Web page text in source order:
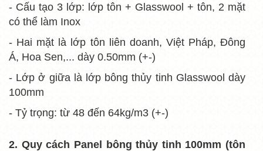
- Cấu tạo 3 lớp: lớp tôn + Glasswool + tôn, 2 mặt
có thể làm Inox
- Hai mặt là lớp tôn liên doanh, Việt Pháp, Đông
Á, Hoa Sen,... dày 0.50mm (+-)
- Lớp ở giữa là lớp bông thủy tinh Glasswool dày
100mm
- Tỷ trọng: từ 48 đến 64kg/m3 (+-)
2. Quy cách Panel bông thủy tinh 100mm (tôn